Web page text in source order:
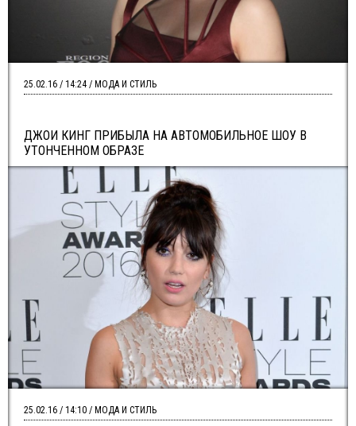
ДЖОИ КИНГ ПРИБЫЛА НА АВТОМОБИЛЬНОЕ ШОУ В
УТОНЧЕННОМ ОБРАЗЕ
25.02.16 / 14:24 / МОДА И СТИЛЬ
25.02.16 / 14:10 / МОДА И СТИЛЬ